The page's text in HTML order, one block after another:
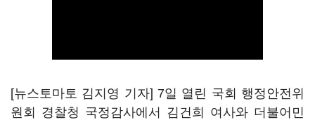
[뉴스토마토 김지영 기자] 7일 열린 국회 행정안전위
원회 경찰청 국정감사에서 김건희 여사와 더불어민